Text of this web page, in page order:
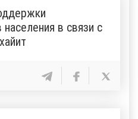
в связи с